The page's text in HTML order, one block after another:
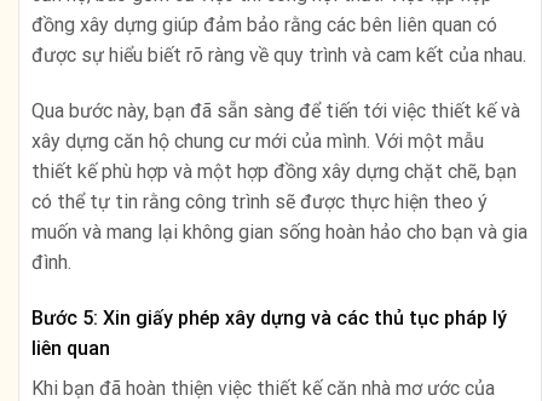
đồng xây dựng giúp đảm bảo rằng các bên liên quan có
được sự hiểu biết rõ ràng về quy trình và cam kết của nhau.
Qua bước này, bạn đã sẵn sàng để tiến tới việc thiết kế và
xây dựng căn hộ chung cư mới của mình. Với một mẫu
thiết kế phù hợp và một hợp đồng xây dựng chặt chẽ, bạn
có thể tự tin rằng công trình sẽ được thực hiện theo ý
muốn và mang lại không gian sống hoàn hảo cho bạn và gia
đình.
Bước 5: Xin giấy phép xây dựng và các thủ tục pháp lý
liên quan
Khi bạn đã hoàn thiện việc thiết kế căn nhà mơ ước của